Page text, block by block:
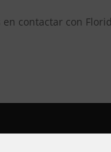
contactar con